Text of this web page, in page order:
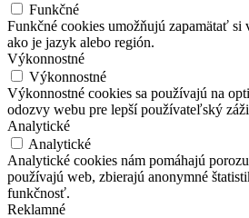
Funkčné
Funkčné cookies umožňujú zapamätať si
ako je jazyk alebo región.
Výkonnostné
Výkonnostné
Výkonnostné cookies sa používajú na
odozvy webu pre lepší používateľský
Analytické
Analytické
Analytické cookies nám pomáhajú
používajú web, zbierajú anonymné
funkčnosť.
Reklamné